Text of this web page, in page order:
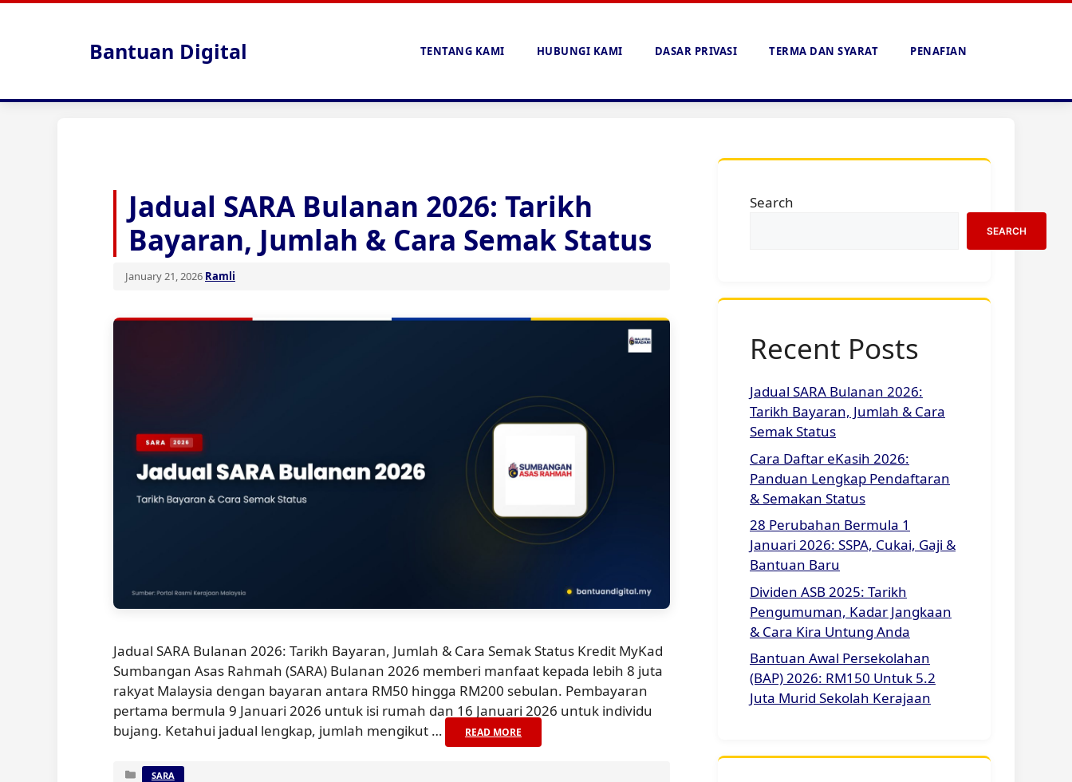
Skip
Bantuan Digital TENTANG KAMI HUBUNGI KAMI DASAR PRIVASI TERMA DAN SYARAT PENAFIAN
Jadual SARA Bulanan 2026: Tarikh
Bayaran, Jumlah & Cara Semak Status
January 21, 2026 Ramli
Jadual SARA Bulanan 2026: Tarikh Bayaran, Jumlah & Cara Semak Status Kredit MyKad
Sumbangan Asas Rahmah (SARA) Bulanan 2026 memberi manfaat kepada lebih 8 juta
rakyat Malaysia dengan bayaran antara RM50 hingga RM200 sebulan. Pembayaran
pertama bermula 9 Januari 2026 untuk isi rumah dan 16 Januari 2026 untuk individu
bujang. Ketahui jadual lengkap, jumlah mengikut …
READ MORE
Categories
SARA
Search
SEARCH
Recent Posts
Jadual SARA Bulanan 2026:
Tarikh Bayaran, Jumlah & Cara
Semak Status
Cara Daftar eKasih 2026:
Panduan Lengkap Pendaftaran
& Semakan Status
28 Perubahan Bermula 1
Januari 2026: SSPA, Cukai, Gaji &
Bantuan Baru
Dividen ASB 2025: Tarikh
Pengumuman, Kadar Jangkaan
& Cara Kira Untung Anda
Bantuan Awal Persekolahan
(BAP) 2026: RM150 Untuk 5.2
Juta Murid Sekolah Kerajaan